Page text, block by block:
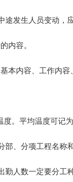
途发生人员变动，
内容。
本内容、工作内容
度。平均温度可
、分项工程名称
人数一定要分工